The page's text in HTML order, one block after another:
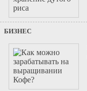
БИЗНЕС